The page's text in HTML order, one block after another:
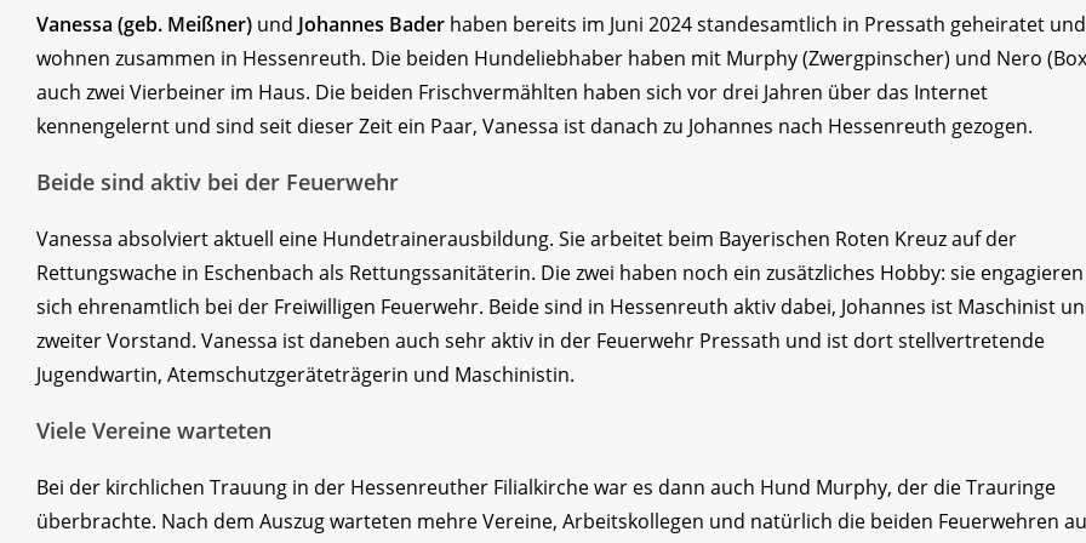
Vanessa (geb. Meißner) und Johannes Bader haben bereits im Juni 2024 standesamtlich in Pressath geheiratet und
wohnen zusammen in Hessenreuth. Die beiden Hundeliebhaber haben mit Murphy (Zwergpinscher) und Nero
auch zwei Vierbeiner im Haus. Die beiden Frischvermählten haben sich vor drei Jahren über das Internet
kennengelernt und sind seit dieser Zeit ein Paar, Vanessa ist danach zu Johannes nach Hessenreuth gezogen.
Beide sind aktiv bei der Feuerwehr
Vanessa absolviert aktuell eine Hundetrainerausbildung. Sie arbeitet beim Bayerischen Roten Kreuz auf der
Rettungswache in Eschenbach als Rettungssanitäterin. Die zwei haben noch ein zusätzliches Hobby: sie engagieren
sich ehrenamtlich bei der Freiwilligen Feuerwehr. Beide sind in Hessenreuth aktiv dabei, Johannes ist Maschinist
zweiter Vorstand. Vanessa ist daneben auch sehr aktiv in der Feuerwehr Pressath und ist dort stellvertretende
Jugendwartin, Atemschutzgeräteträgerin und Maschinistin.
Viele Vereine warteten
Bei der kirchlichen Trauung in der Hessenreuther Filialkirche war es dann auch Hund Murphy, der die Trauringe
überbrachte. Nach dem Auszug warteten mehre Vereine, Arbeitskollegen und natürlich die beiden Feuerwehren